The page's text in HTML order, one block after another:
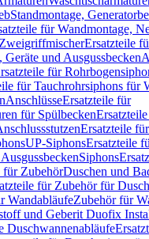
Standmontage,
für Wandmontage,
Ersatzteile
und Ausgussbecken
für
für Tauchrohrsiphons für
AnschlüsseErsatzteile für
für Spülbecken
Ersatzteile
UP-SiphonsErsatzteile
Siphons
für ZubehörDuschen und
für Zubehör für
WandabläufeZubehör für
und Geberit Duofix
Duschwannenabläufe